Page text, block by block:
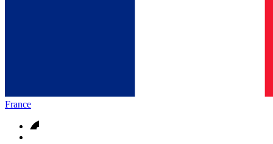
France